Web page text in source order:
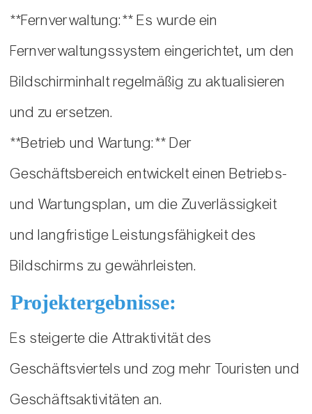
**Fernverwaltung:** Es wurde ein
Fernverwaltungssystem eingerichtet, um den
Bildschirminhalt regelmäßig zu aktualisieren
und zu ersetzen.
**Betrieb und Wartung:** Der
Geschäftsbereich entwickelt einen Betriebs-
und Wartungsplan, um die Zuverlässigkeit
und langfristige Leistungsfähigkeit des
Bildschirms zu gewährleisten.
Projektergebnisse:
Es steigerte die Attraktivität des
Geschäftsviertels und zog mehr Touristen und
Geschäftsaktivitäten an.